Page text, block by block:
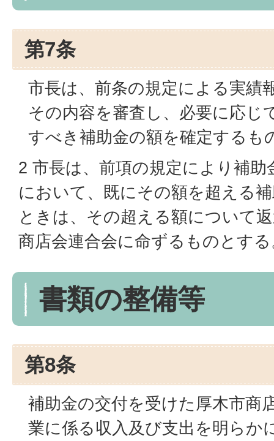
第7条
市長は、前条の規定による実績
その内容を審査し、必要に応じ
すべき補助金の額を確定するも
2 市長は、前項の規定により補
において、既にその額を超える
ときは、その超える額について
商店会連合会に命ずるものとす
書類の整備等
第8条
補助金の交付を受けた厚木市商
業に係る収入及び支出を明らか